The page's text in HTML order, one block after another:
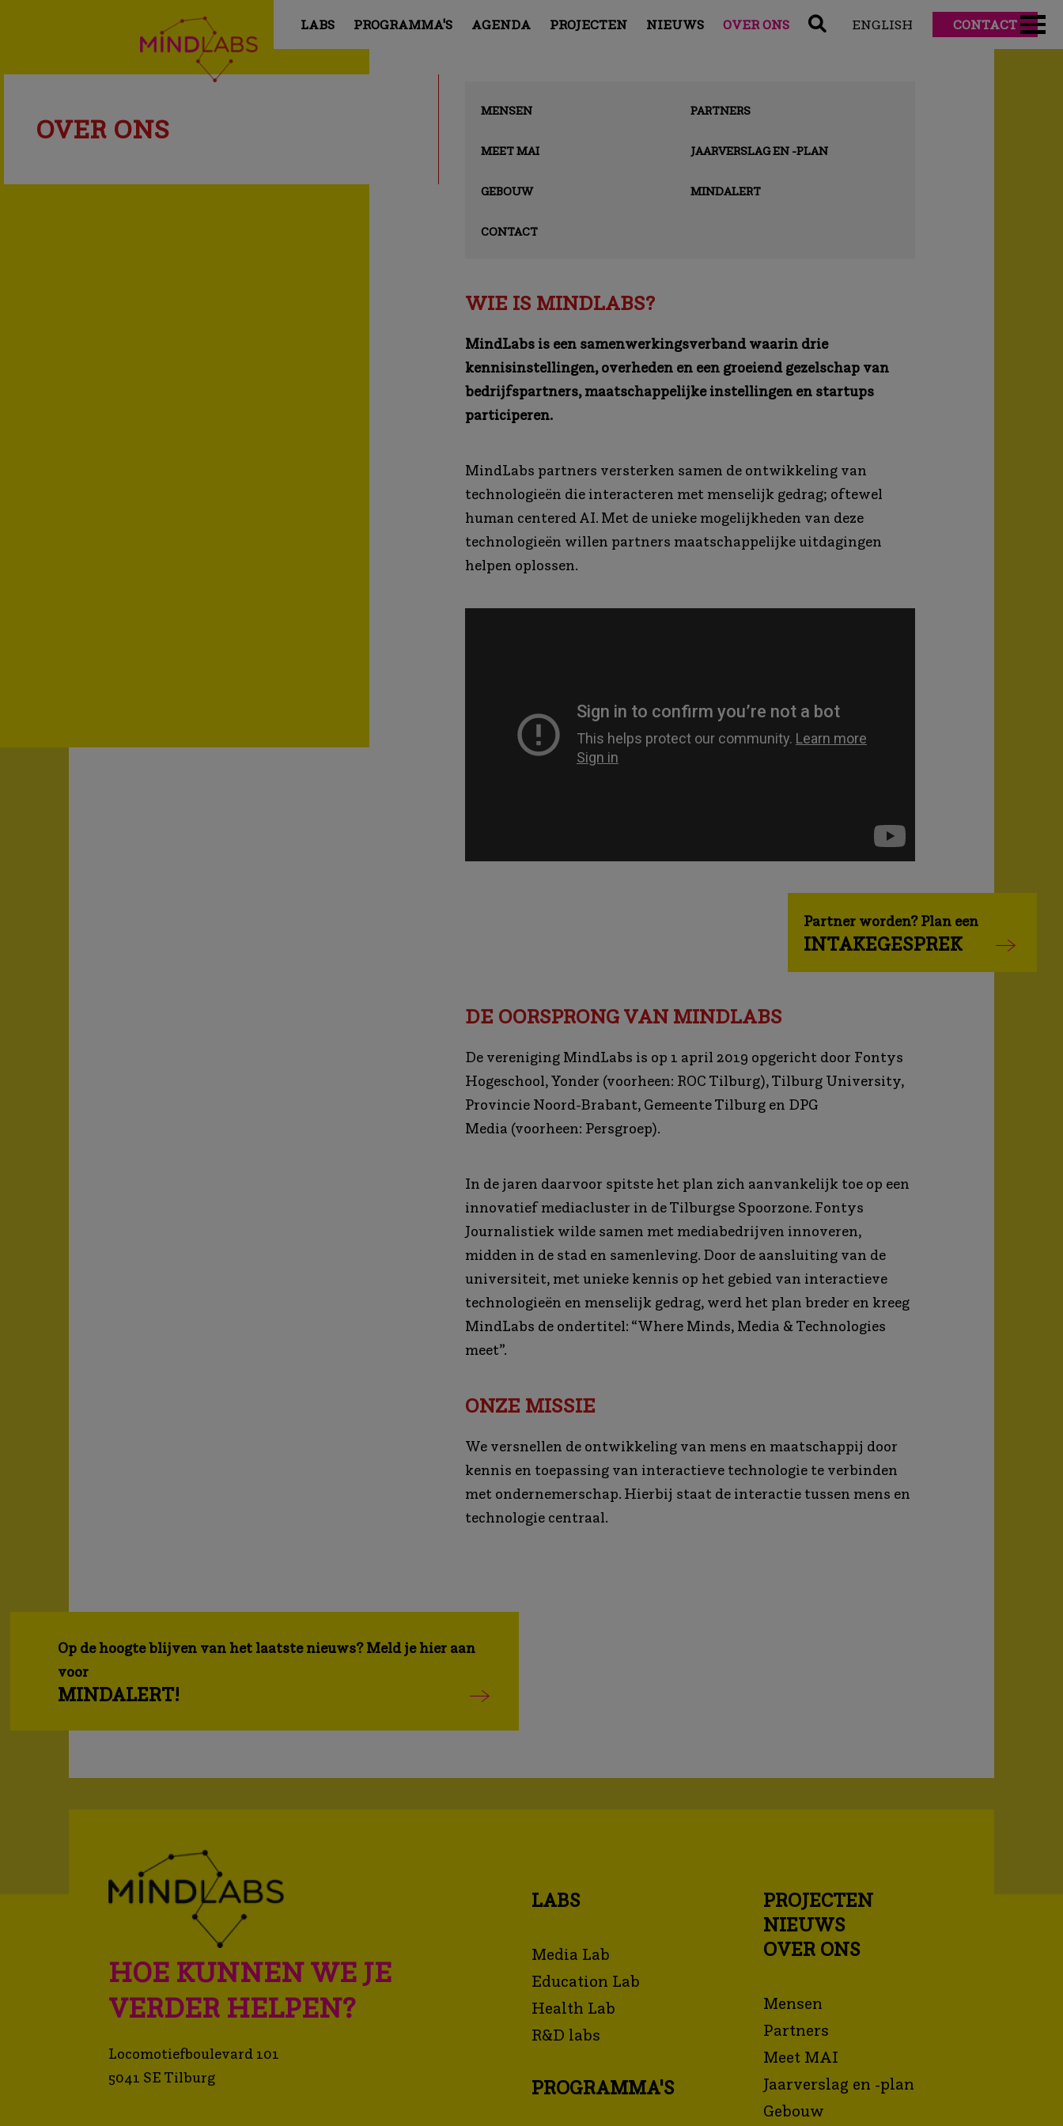
LABS PROGRAMMA'S AGENDA PROJECTEN NIEUWS OVER ONS ENGLISH CONTACT
OVER ONS
MENSEN PARTNERS
MEET MAI JAARVERSLAG EN -PLAN
GEBOUW MINDALERT
CONTACT
WIE IS MINDLABS?
MindLabs is een samenwerkingsverband waarin drie
kennisinstellingen, overheden en een groeiend gezelschap van
bedrijfspartners, maatschappelijke instellingen en startups
participeren.
MindLabs partners versterken samen de ontwikkeling van
technologieën die interacteren met menselijk gedrag; oftewel
human centered AI. Met de unieke mogelijkheden van deze
technologieën willen partners maatschappelijke uitdagingen
helpen oplossen.
Partner worden? Plan een
INTAKEGESPREK
DE OORSPRONG VAN MINDLABS
De vereniging MindLabs is op 1 april 2019 opgericht door Fontys
Hogeschool, Yonder (voorheen: ROC Tilburg), Tilburg University,
Provincie Noord-Brabant, Gemeente Tilburg en DPG
Media (voorheen: Persgroep).
In de jaren daarvoor spitste het plan zich aanvankelijk toe op een
innovatief mediacluster in de Tilburgse Spoorzone. Fontys
Journalistiek wilde samen met mediabedrijven innoveren,
midden in de stad en samenleving. Door de aansluiting van de
universiteit, met unieke kennis op het gebied van interactieve
technologieën en menselijk gedrag, werd het plan breder en kreeg
MindLabs de ondertitel: “Where Minds, Media & Technologies
meet”.
ONZE MISSIE
We versnellen de ontwikkeling van mens en maatschappij door
kennis en toepassing van interactieve technologie te verbinden
met ondernemerschap. Hierbij staat de interactie tussen mens en
technologie centraal.
Op de hoogte blijven van het laatste nieuws? Meld je hier aan
voor
MINDALERT!
HOE KUNNEN WE JE
VERDER HELPEN?
Locomotiefboulevard 101
5041 SE Tilburg
LABS
Media Lab
Education Lab
Health Lab
R&D labs
PROGRAMMA'S
PROJECTEN
NIEUWS
OVER ONS
Mensen
Partners
Meet MAI
Jaarverslag en -plan
Gebouw